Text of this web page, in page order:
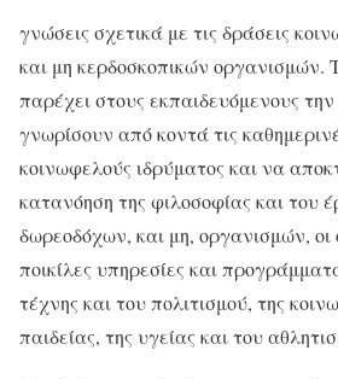
γνώσεις σχετικά με τις δράσεις
και μη κερδοσκοπικών
παρέχει στους εκπαιδευόμενους
γνωρίσουν από κοντά τις
κοινωφελούς ιδρύματος και να
κατανόηση της φιλοσοφίας και του
δωρεοδόχων, και μη, οργανισμών, οι
ποικίλες υπηρεσίες και
τέχνης και του πολιτισμού, της
παιδείας, της υγείας και του